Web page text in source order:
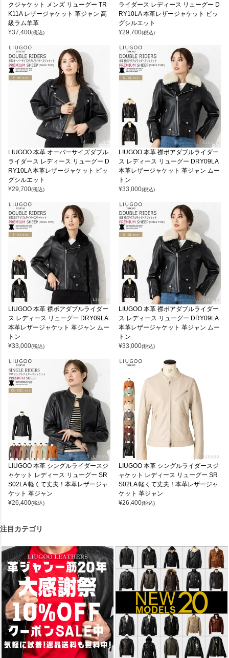
クジャケット メンズ リューグー TR
K11A レザージャケット 革ジャン 高
級ラム羊革
¥37,400(税込)
ライダース レディース リューグー D
RY10LA 本革レザージャケット ビッ
グシルエット
¥29,700(税込)
LIUGOO 本革 オーバーサイズダブル
ライダース レディース リューグー D
RY10LA 本革レザージャケット ビッ
グシルエット
¥29,700(税込)
LIUGOO 本革 襟ボアダブルライダー
ス レディース リューグー DRY09LA
本革レザージャケット 革ジャン ムー
トン
¥33,000(税込)
LIUGOO 本革 襟ボアダブルライダー
ス レディース リューグー DRY09LA
本革レザージャケット 革ジャン ムー
トン
¥33,000(税込)
LIUGOO 本革 襟ボアダブルライダー
ス レディース リューグー DRY09LA
本革レザージャケット 革ジャン ムー
トン
¥33,000(税込)
LIUGOO 本革 シングルライダースジ
ャケット レディース リューグー SR
S02LA 軽くて丈夫！本革レザージャ
ケット 革ジャン
¥26,400(税込)
LIUGOO 本革 シングルライダースジ
ャケット レディース リューグー SR
S02LA 軽くて丈夫！本革レザージャ
ケット 革ジャン
¥26,400(税込)
注目カテゴリ